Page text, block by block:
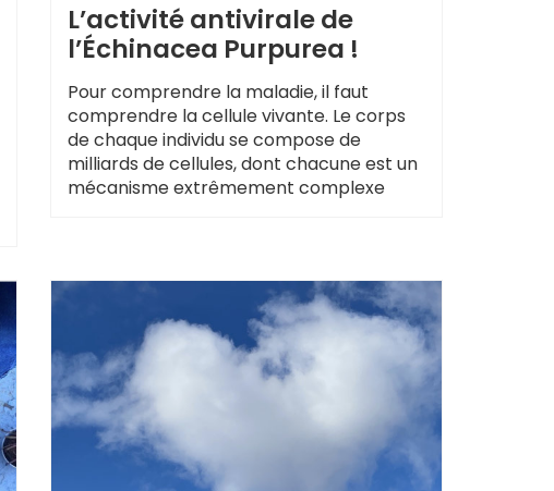
L’activité antivirale de
l’Échinacea Purpurea !
Pour comprendre la maladie, il faut
comprendre la cellule vivante. Le corps
de chaque individu se compose de
milliards de cellules, dont chacune est un
mécanisme extrêmement complexe